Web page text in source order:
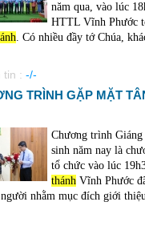
năm qua, vào lúc
HTTL Vĩnh Phước
. Có nhiều đầy tớ Chúa,
tin : -/-
TRÌNH GẶP MẶT
Chương trình
sinh năm nay là
tổ chức vào lúc
thánh Vĩnh Phước
người nhằm mục đích giới